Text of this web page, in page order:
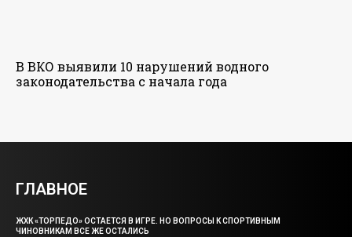
В ВКО выявили 10 нарушений водного
законодательства с начала года
ГЛАВНОЕ
ЖХК «ТОРПЕДО» ОСТАЕТСЯ В ИГРЕ. НО ВОПРОСЫ К СПОРТИВНЫМ
ЧИНОВНИКАМ ВСЕ ЖЕ ОСТАЛИСЬ